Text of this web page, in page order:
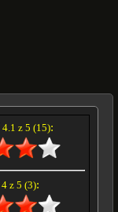
4.1 z 5 (15):
4 z 5 (3):